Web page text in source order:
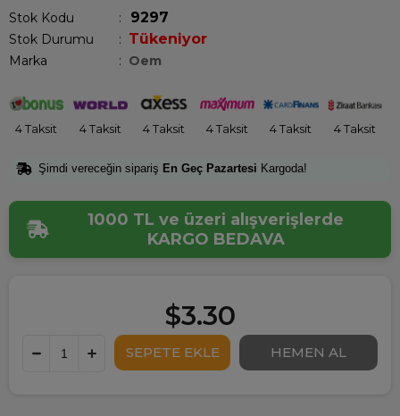
Stok Kodu 9297
Stok Durumu : Tükeniyor
Marka : Oem
4 Taksit 4 Taksit 4 Taksit 4 Taksit 4 Taksit 4 Taksit
Şimdi vereceğin sipariş En Geç Pazartesi Kargoda!
1000 TL ve üzeri alışverişlerde
KARGO BEDAVA
$3.30